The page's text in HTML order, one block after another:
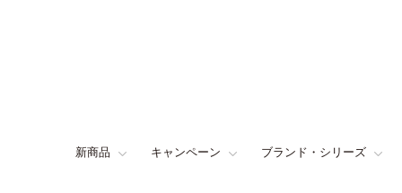
新商品 キャンペーン ブランド・シリーズ